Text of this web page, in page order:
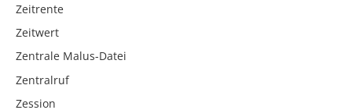
Zeitrente
Zeitwert
Zentrale Malus-Datei
Zentralruf
Zession